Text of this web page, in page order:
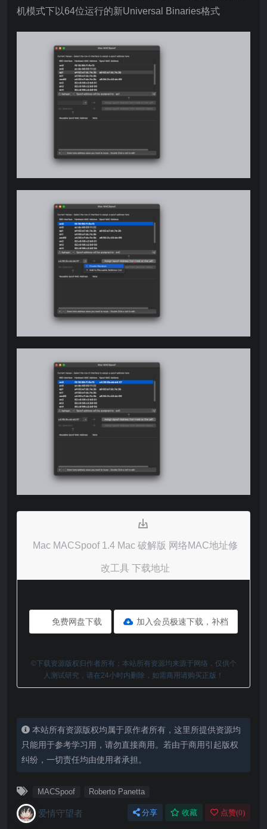
机模式下以64位运行的新Universal Binaries格式
Mac MACSpoof 1.4 Mac 破解版 网络MAC地址修
改工具 下载地址
免费网盘下载 加入会员极速下载，补档
©下载资源版权归作者所有；本站所有资源均来源于网络，仅供个
人测试研究，请在24小时内删除，如需商用请购买正版！
本站所有资源版权均属于原作者所有，这里所提供资源均
只能用于参考学习用，请勿直接商用。若由于商用引起版权
纠纷，一切责任均由使用者承担。
MACSpoof Roberto Panetta
爱情守望者 分享 收藏 点赞(0)